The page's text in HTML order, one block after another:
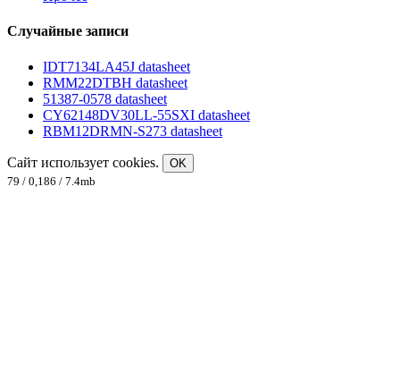
Случайные записи
IDT7134LA45J datasheet
RMM22DTBH datasheet
51387-0578 datasheet
CY62148DV30LL-55SXI datasheet
RBM12DRMN-S273 datasheet
Сайт использует cookies.
OK
79 / 0,186 / 7.4mb